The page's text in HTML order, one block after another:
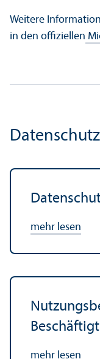
Weitere
in den offiziellen
mehr lesen
mehr lesen